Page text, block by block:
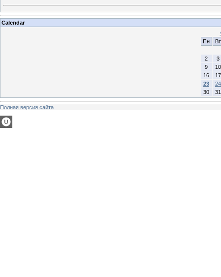
Calendar
Пн
Вт
2
3
9
10
16
17
23
24
30
31
Полная версия сайта